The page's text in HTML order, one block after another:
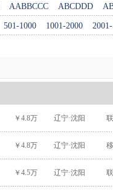
AABBCCC ABCDDD
501-1000 1001-2000
￥4.8万 辽宁·沈阳
￥4.8万 辽宁·沈阳
￥4.5万 辽宁·沈阳